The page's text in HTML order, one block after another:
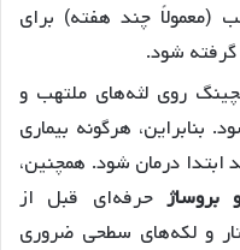
(معمولاً چند هفته) برای
گرفته شود.
روی لثه‌های ملتهب و
بنابراین، هرگونه بیماری
ابتدا درمان شود. همچنین،
بروساژ حرفه‌ای قبل از
و لکه‌های سطحی ضروری